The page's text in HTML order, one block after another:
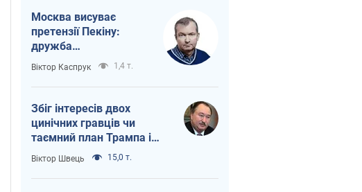
Москва висуває
претензії Пекіну:
дружба
перетворюється на
залежність Росії від
Китаю
Віктор Каспрук 1,4 т.
Збіг інтересів двох
цинічних гравців чи
таємний план Трампа і
Путіна?
Віктор Швець 15,0 т.